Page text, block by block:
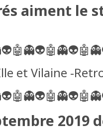
aiment le
et Vilaine -
2019